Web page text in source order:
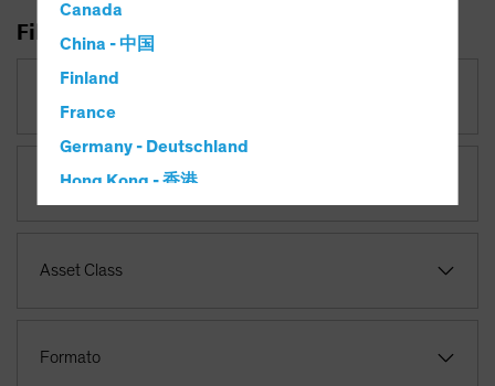
Canada
China - 中国
Finland
France
Germany - Deutschland
Hong Kong - 香港
Latin America
Filtro di ricerca
Temi
Asset Class
Formato